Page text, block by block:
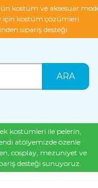
kostüm ve aksesuar
için kostüm çözümleri
sipariş desteği
ARA
kostümleri ile pelerin,
atölyemizde özenle
cosplay, mezuniyet ve
desteği sunuyoruz.